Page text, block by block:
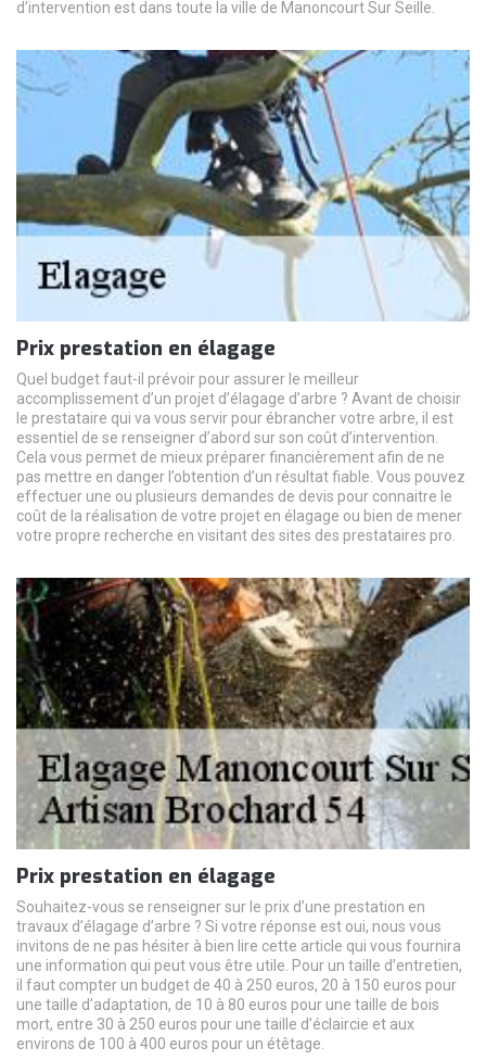
d’intervention est dans toute la ville de Manoncourt Sur Seille.
Prix prestation en élagage
Quel budget faut-il prévoir pour assurer le meilleur
accomplissement d’un projet d’élagage d’arbre ? Avant de choisir
le prestataire qui va vous servir pour ébrancher votre arbre, il est
essentiel de se renseigner d’abord sur son coût d’intervention.
Cela vous permet de mieux préparer financièrement afin de ne
pas mettre en danger l’obtention d’un résultat fiable. Vous pouvez
effectuer une ou plusieurs demandes de devis pour connaitre le
coût de la réalisation de votre projet en élagage ou bien de mener
votre propre recherche en visitant des sites des prestataires pro.
Prix prestation en élagage
Souhaitez-vous se renseigner sur le prix d’une prestation en
travaux d’élagage d’arbre ? Si votre réponse est oui, nous vous
invitons de ne pas hésiter à bien lire cette article qui vous fournira
une information qui peut vous être utile. Pour un taille d’entretien,
il faut compter un budget de 40 à 250 euros, 20 à 150 euros pour
une taille d’adaptation, de 10 à 80 euros pour une taille de bois
mort, entre 30 à 250 euros pour une taille d’éclaircie et aux
environs de 100 à 400 euros pour un étêtage.